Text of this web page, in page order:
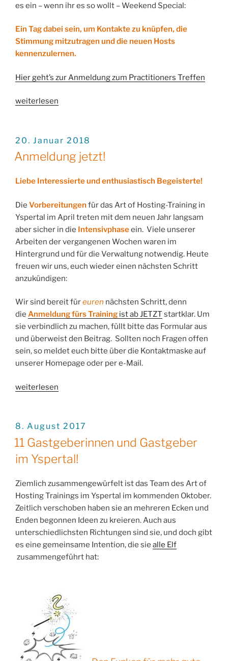
es ein – wenn ihr es so wollt – Weekend Special:
Ein Tag dabei sein, um Kontakte zu knüpfen, die
Stimmung mitzutragen und die neuen Hosts
kennenzulernen.
Hier geht’s zur Anmeldung zum Practitioners Treffen
„Der
Guglhupf!“
weiterlesen
VERÖFFENTLICHT
20. Januar 2018
Anmeldung jetzt!
Liebe Interessierte und enthusiastisch Begeisterte!
Die Vorbereitungen für das Art of Hosting-Training in
Yspertal im April treten mit dem neuen Jahr langsam
aber sicher in die Intensivphaseein. Viele unserer
Arbeiten der vergangenen Wochen waren im
Hintergrund und für die Verwaltung notwendig. Heute
freuen wir uns, euch wieder einen nächsten Schritt
anzukündigen:
Wir sind bereit füreuren nächsten Schritt, denn
die Anmeldung fürs Training ist ab JETZT startklar. Um
sie verbindlich zu machen, füllt bitte das Formular aus
und überweist den Beitrag. Sollten noch Fragen offen
sein, so meldet euch bitte über die Kontaktmaske auf
unserer Homepage oder per e-Mail.
„Anmeldung
weiterlesen
VERÖFFENTLICHT
8. August 2017
11 Gastgeberinnen und Gastgeber
im Yspertal!
Ziemlich zusammengewürfelt ist das Team des Art of
Hosting Trainings im Yspertal im kommenden Oktober.
Zeitlich verschoben haben sie an mehreren Ecken und
Enden begonnen Ideen zu kreieren. Auch aus
unterschiedlichsten Richtungen sind sie, und doch gibt
es eine gemeinsame Intention, die sie alle Elf
zusammengeführt hat: